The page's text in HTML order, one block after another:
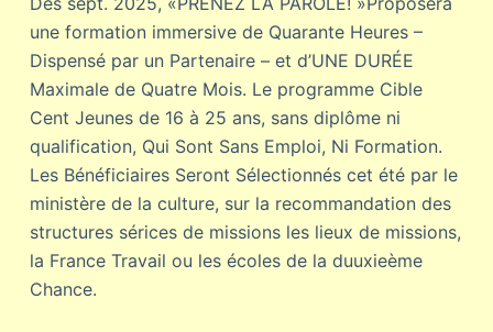
une formation immersive de Quarante Heures –
Dispensé par un Partenaire – et d’UNE DURÉE
Maximale de Quatre Mois. Le programme Cible
Cent Jeunes de 16 à 25 ans, sans diplôme ni
qualification, Qui Sont Sans Emploi, Ni Formation.
Les Bénéficiaires Seront Sélectionnés cet été par le
ministère de la culture, sur la recommandation des
structures sérices de missions les lieux de missions,
la France Travail ou les écoles de la duuxieème
Chance.